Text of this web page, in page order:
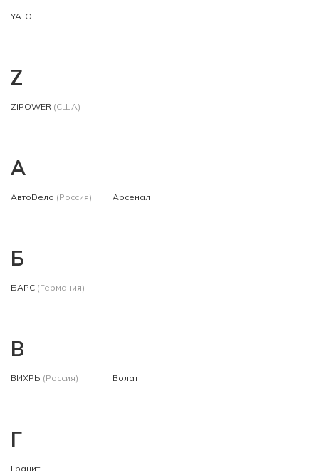
YATO
Z
ZiPOWER (США)
А
АвтоDело (Россия) Арсенал
Б
БАРС (Германия)
В
ВИХРЬ (Россия) Волат
Г
Гранит